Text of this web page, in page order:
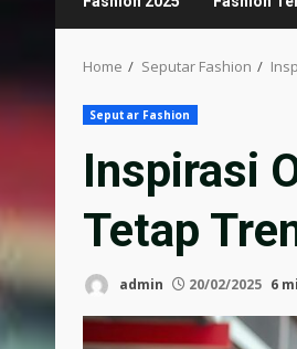
Home Seputar Fashion
Seputar Fashion
Inspirasi
Tetap
admin 20/02/2025 6